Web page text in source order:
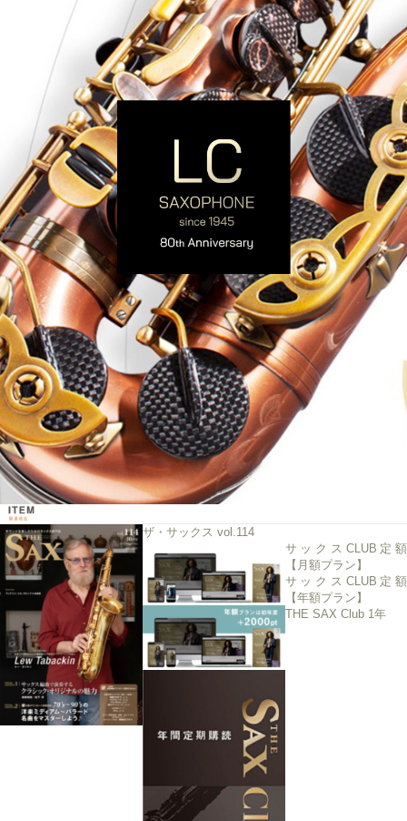
ザ・サックス vol.114
サックスCLUB定額
【月額プラン】
サックスCLUB定額
【年額プラン】
THE SAX Club 1年